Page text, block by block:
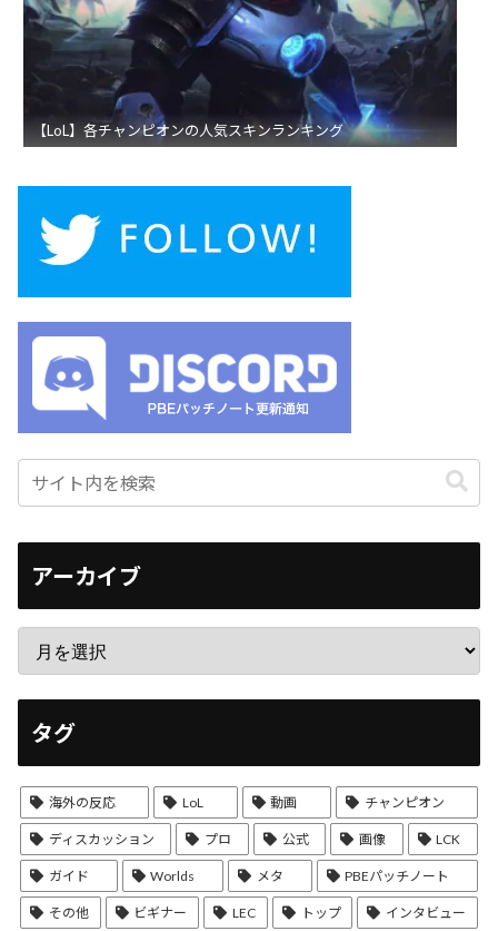
【LoL】各チャンピオンの人気スキンランキング
アーカイブ
タグ
海外の反応 LoL 動画 チャンピオン
ディスカッション プロ 公式 画像 LCK
ガイド Worlds メタ PBEパッチノート
その他 ビギナー LEC トップ インタビュー